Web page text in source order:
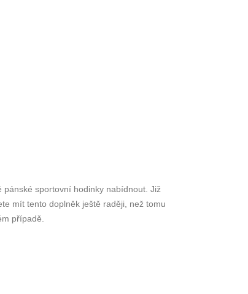
pánské sportovní hodinky nabídnout. Již
mít tento doplněk ještě raději, než tomu
případě.